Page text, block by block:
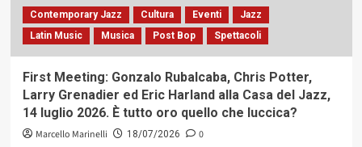
Circle:
tra
equilibrio
differenze
e
rigore
compositivo
Contemporary Jazz Cultura Eventi
Jazz
Latin Music
Musica Post Bop Spettacoli
First Meeting: Gonzalo Rubalcaba, Chris Potter,
Larry Grenadier ed Eric Harland alla Casa del Jazz,
14 luglio 2026. È tutto oro quello che luccica?
Marcello Marinelli 18/07/2026
0